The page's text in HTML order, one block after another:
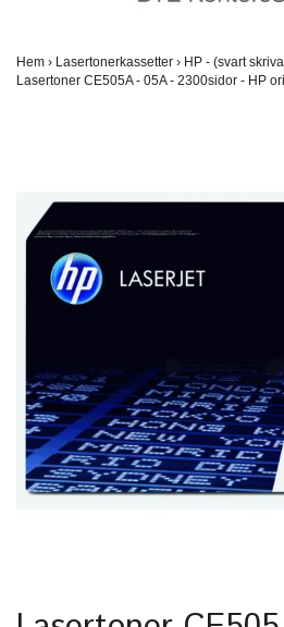
Hem › Lasertonerkassetter › HP - (svart
Lasertoner CE505A - 05A - 2300sidor - HP